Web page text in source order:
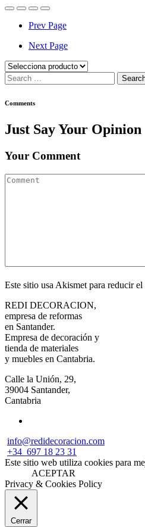
Prev Page
Next Page
Categorías
Search
for:
Comments
Just Say Your Opinion
Your Comment
Este sitio usa Akismet para reducir el
REDI DECORACION,
empresa de reformas
en Santander.
Empresa de decoración y
tienda de materiales
y muebles en Cantabria.
Calle la Unión, 29,
39004 Santander,
Cantabria
info@redidecoracion.com
+34 697 18 23 31
Este sitio web utiliza cookies para
ACEPTAR
Privacy & Cookies Policy
Cerrar